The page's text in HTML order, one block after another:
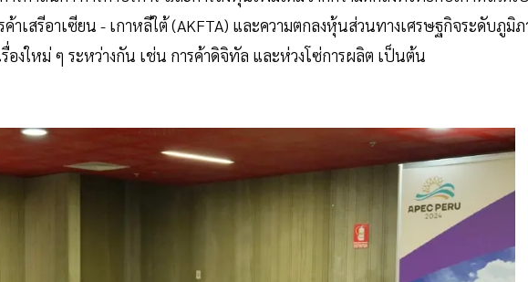
าเสรีอาเซียน - เกาหลีใต้ (AKFTA) และความตกลงหุ้นส่วนทางเศรษฐกิจระดับภูมิ
รื่องใหม่ ๆ ระหว่างกัน เช่น การค้าดิจิทัล และห่วงโซ่การผลิต เป็นต้น